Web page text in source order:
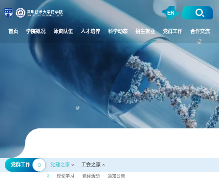
首页 学院概况 师资队伍 人才培养 科学动态 招生就业 党群工作 合作交流
EN
党群工作 党建之家
组织架构 理论学习 党建活动 通知公告
工会之家